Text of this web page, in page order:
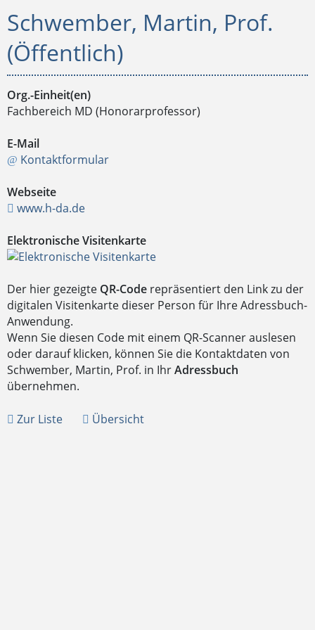
Schwember, Martin, Prof.
(Öffentlich)
Org.-Einheit(en)
Fachbereich MD (Honorarprofessor)
E-Mail
Kontaktformular
Webseite
www.h-da.de
Elektronische Visitenkarte
Der hier gezeigte QR-Code repräsentiert den Link zu der
digitalen Visitenkarte dieser Person für Ihre Adressbuch-
Anwendung.
Wenn Sie diesen Code mit einem QR-Scanner auslesen
oder darauf klicken, können Sie die Kontaktdaten von
Schwember, Martin, Prof. in IhrAdressbuch
übernehmen.
Zur Liste Übersicht